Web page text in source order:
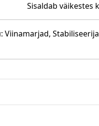
Sisaldab väikestes
Viinamarjad,